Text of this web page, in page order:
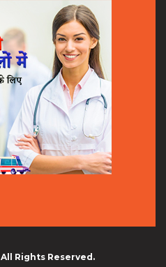
All Rights Reserved.